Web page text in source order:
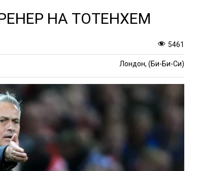
НА ТОТЕНХЕМ
5461
Лондон, (Би-Би-Си)